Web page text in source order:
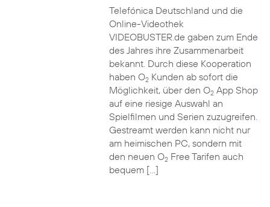
Telefónica Deutschland und die
Online-Videothek
VIDEOBUSTER.de gaben zum Ende
des Jahres ihre Zusammenarbeit
bekannt. Durch diese Kooperation
haben O2Kunden ab sofort die
Möglichkeit, über den O2App Shop
auf eine riesige Auswahl an
Spielfilmen und Serien zuzugreifen.
Gestreamt werden kann nicht nur
am heimischen PC, sondern mit
den neuen O2Free Tarifen auch
bequem […]